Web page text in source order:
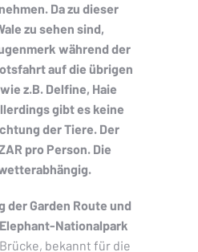
Da zu dieser
zu sehen sind,
während der
auf die übrigen
z.B. Delfine, Haie
gibt es keine
der Tiere. Der
pro Person. Die
der Garden Route und
Nationalpark
bekannt für die